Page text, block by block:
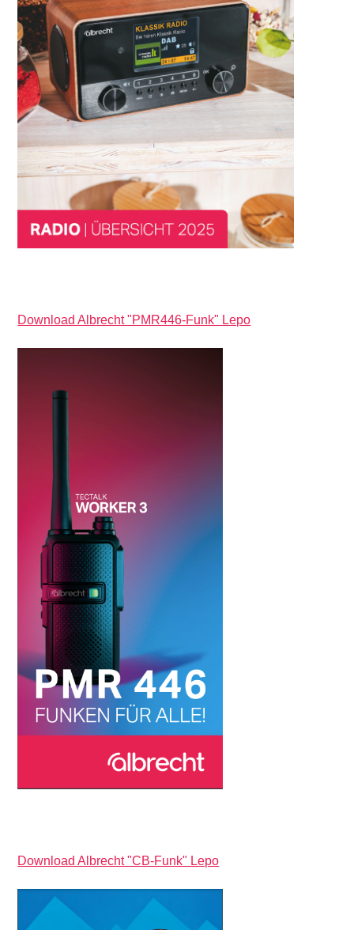
Download Albrecht "PMR446-Funk" Lepo
Download Albrecht "CB-Funk" Lepo